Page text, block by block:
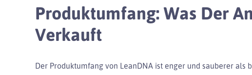
Produktumfang: Was Der
Verkauft
Der Produktumfang von LeanDNA ist enger und sauberer als